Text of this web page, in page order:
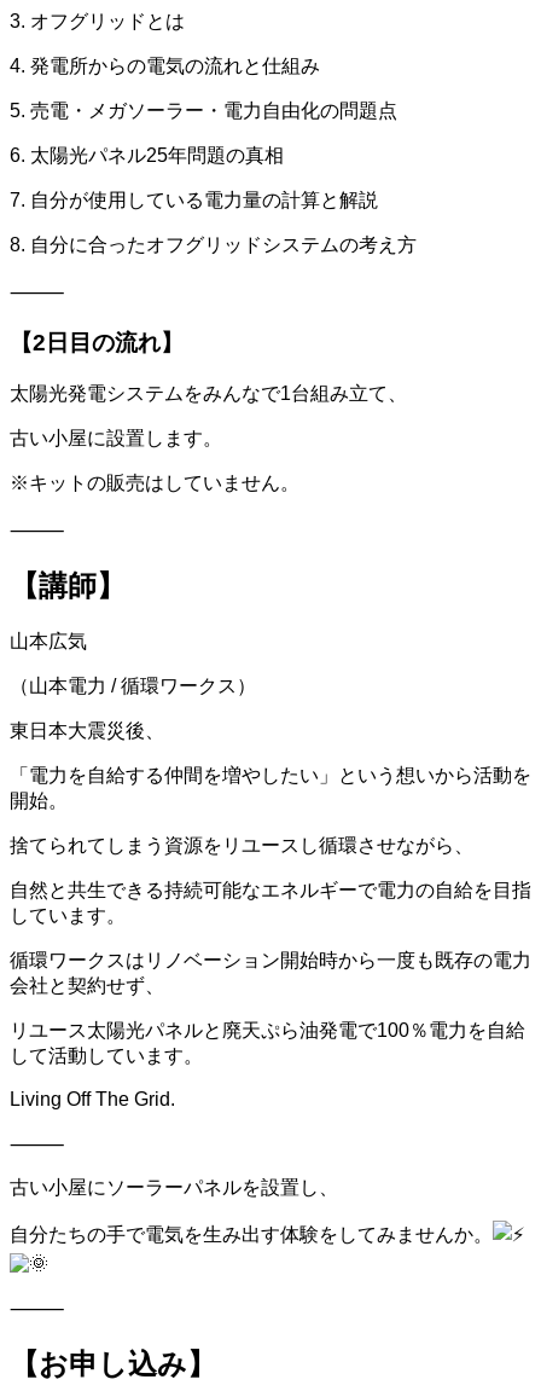
3. オフグリッドとは
4. 発電所からの電気の流れと仕組み
5. 売電・メガソーラー・電力自由化の問題点
6. 太陽光パネル25年問題の真相
7. 自分が使用している電力量の計算と解説
8. 自分に合ったオフグリッドシステムの考え方
⸻
【2日目の流れ】
太陽光発電システムをみんなで1台組み立て、
古い小屋に設置します。
※キットの販売はしていません。
⸻
【講師】
山本広気
（山本電力 / 循環ワークス）
東日本大震災後、
「電力を自給する仲間を増やしたい」という想いから活動を
開始。
捨てられてしまう資源をリユースし循環させながら、
自然と共生できる持続可能なエネルギーで電力の自給を目指
しています。
循環ワークスはリノベーション開始時から一度も既存の電力
会社と契約せず、
リユース太陽光パネルと廃天ぷら油発電で100％電力を自給
して活動しています。
Living Off The Grid.
⸻
古い小屋にソーラーパネルを設置し、
自分たちの手で電気を生み出す体験をしてみませんか。
⸻
【お申し込み】